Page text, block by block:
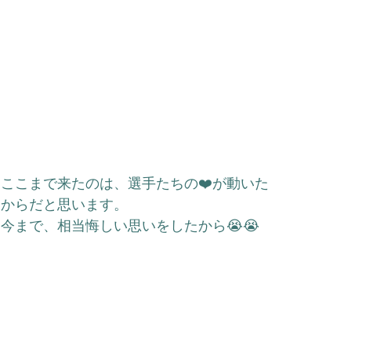
ここまで来たのは、選手たちの❤️が動いた
からだと思います。
今まで、相当悔しい思いをしたから😭😭